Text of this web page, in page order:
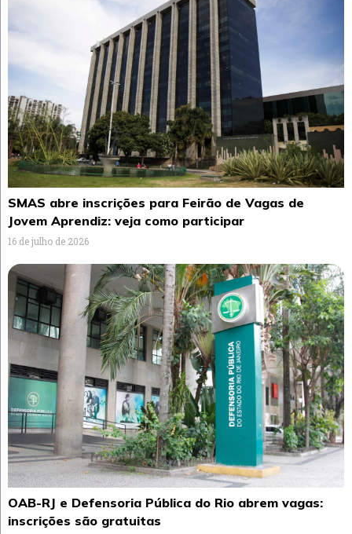
SMAS abre inscrições para Feirão de Vagas de
Jovem Aprendiz: veja como participar
16 de julho de 2026
OAB-RJ e Defensoria Pública do Rio abrem vagas:
inscrições são gratuitas